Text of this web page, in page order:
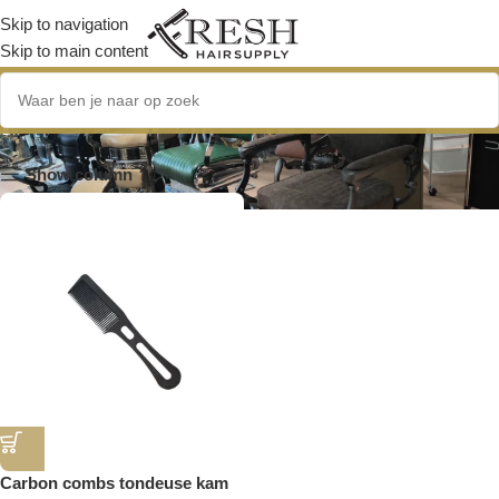
Skip to navigation
Skip to main content
precisiekam
Show column
Carbon combs tondeuse kam